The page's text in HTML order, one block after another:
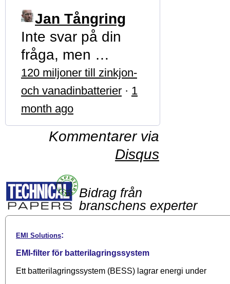
Jan Tångring
Inte svar på din
fråga, men …
120 miljoner till zinkjon-
och vanadinbatterier · 1
month ago
Kommentarer via
Disqus
Bidrag från
branschens experter
EMI Solutions:
EMI-filter för batterilagringssystem
Ett batterilagringssystem (BESS) lagrar energi under